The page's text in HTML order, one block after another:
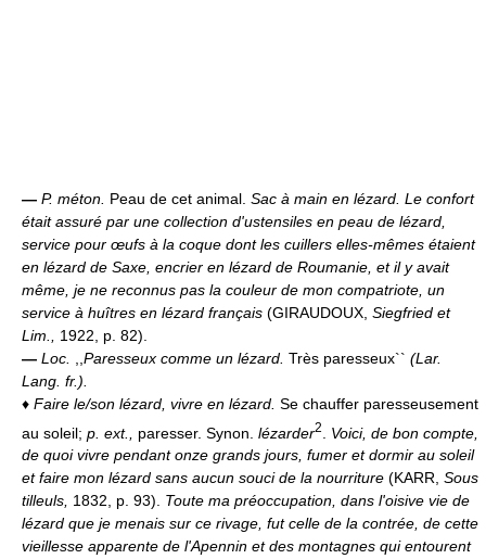
— P. méton. Peau de cet animal. Sac à main en lézard. Le confort
était assuré par une collection d'ustensiles en peau de lézard,
service pour œufs à la coque dont les cuillers elles-mêmes étaient
en lézard de Saxe, encrier en lézard de Roumanie, et il y avait
même, je ne reconnus pas la couleur de mon compatriote, un
service à huîtres en lézard français (GIRAUDOUX, Siegfried et
Lim., 1922, p. 82).
— Loc. Paresseux comme un lézard. Très paresseux`` (Lar.
Lang. fr. ).
♦ Faire le/son lézard, vivre en lézard. Se chauffer paresseusement
au soleil; p. ext., paresser. Synon. lézarder2
Voici, de bon compte,
de quoi vivre pendant onze grands jours, fumer et dormir au soleil
et faire mon lézard sans aucun souci de la nourriture (KARR, Sous
tilleuls, 1832, p. 93). Toute ma préoccupation, dans l'oisive vie de
lézard que je menais sur ce rivage, fut celle de la contrée, de cette
vieillesse apparente de l'Apennin et des montagnes qui entourent